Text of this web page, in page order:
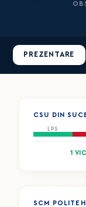
PREZENTARE
CSU DIN
LPS
1
SCM